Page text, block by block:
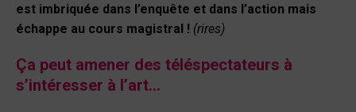
est imbriquée dans l’enquête et dans l’action mais
échappe au cours magistral ! (rires)
Ça peut amener des téléspectateurs à
s’intéresser à l’art…